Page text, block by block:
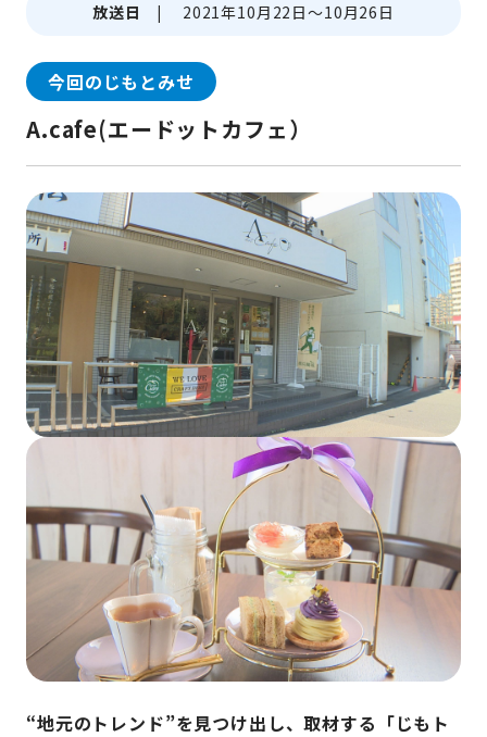
放送日 | 2021年10月22日～10月26日
今回のじもとみせ
A.cafe(エードットカフェ）
“地元のトレンド”を見つけ出し、取材する「じもト